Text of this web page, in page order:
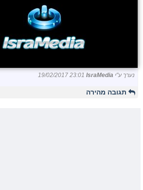
נערך ע"י IsraMedia
19/02/2017 23:01
תגובה מהירה